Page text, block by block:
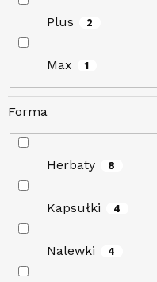
Plus 2
Max 1
Forma
Herbaty 8
Kapsułki 4
Nalewki 4